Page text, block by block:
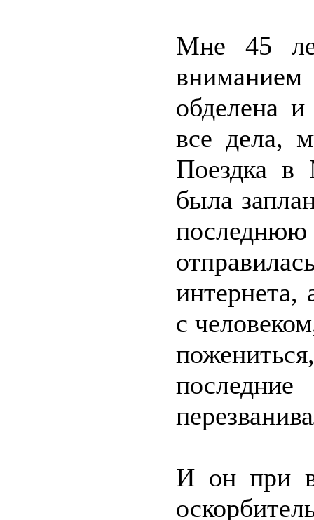
Мне 45
обделена
все дела,
Поездка в
была
интернета,
с
И он при